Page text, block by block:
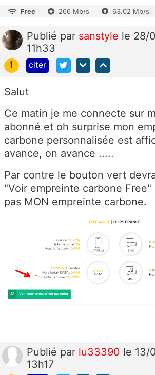
Free 266 Mb/s 63.02 Mb/s
Publié par sanstyle le 28/
11h33
!
citer
Salut
Ce matin je me connecte sur
abonné et oh surprise mon
carbone personnalisée est
avance, on avance .....
Par contre le bouton vert
"Voir empreinte carbone
pas MON empreinte carbone.
Publié par lu33390 le 13/
13h17